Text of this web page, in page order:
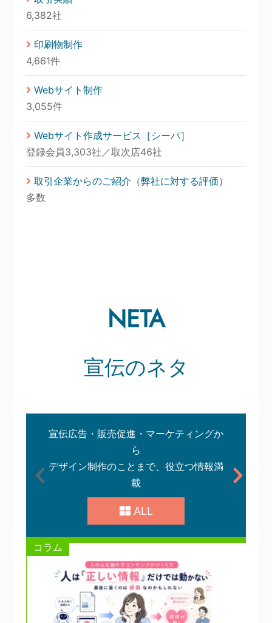
6,382社
印刷物制作
4,661件
Webサイト制作
3,055件
Webサイト作成サービス［シーパ］
登録会員3,303社／取次店46社
取引企業からのご紹介（弊社に対する評価）
多数
NETA
宣伝のネタ
宣伝広告・販売促進・マーケティングか
ら
デザイン制作のことまで、役立つ情報満
載
ALL
コラム